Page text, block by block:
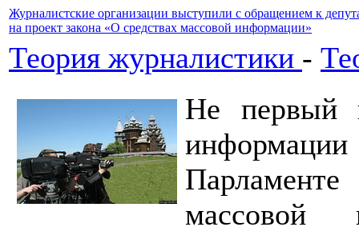
Журналистские организации выступили с обращением к
на проект закона «О средствах массовой информации»
Теория журналистики -
Не первый
информации
массовой